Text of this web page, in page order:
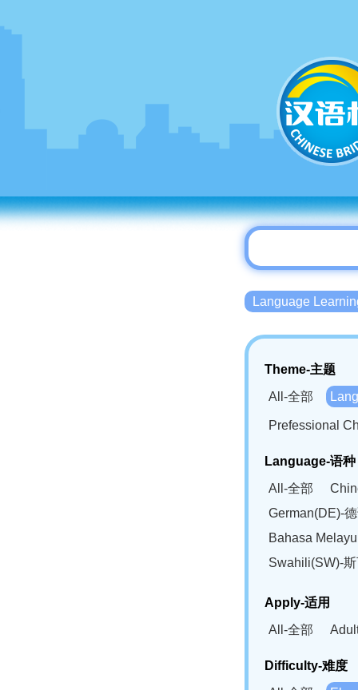
Language
Theme-主题
All-全部
Prefessional
Language-语种
All-全部
German(DE)-
Bahasa
Swahili(SW)-
Apply-适用
All-全部
Difficulty-难度